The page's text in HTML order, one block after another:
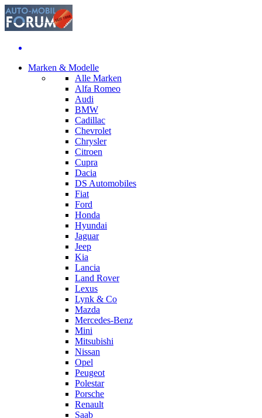
Marken & Modelle
Alle Marken
Alfa Romeo
Audi
BMW
Cadillac
Chevrolet
Chrysler
Citroen
Cupra
Dacia
DS Automobiles
Fiat
Ford
Honda
Hyundai
Jaguar
Jeep
Kia
Lancia
Land Rover
Lexus
Lynk & Co
Mazda
Mercedes-Benz
Mini
Mitsubishi
Nissan
Opel
Peugeot
Polestar
Porsche
Renault
Saab